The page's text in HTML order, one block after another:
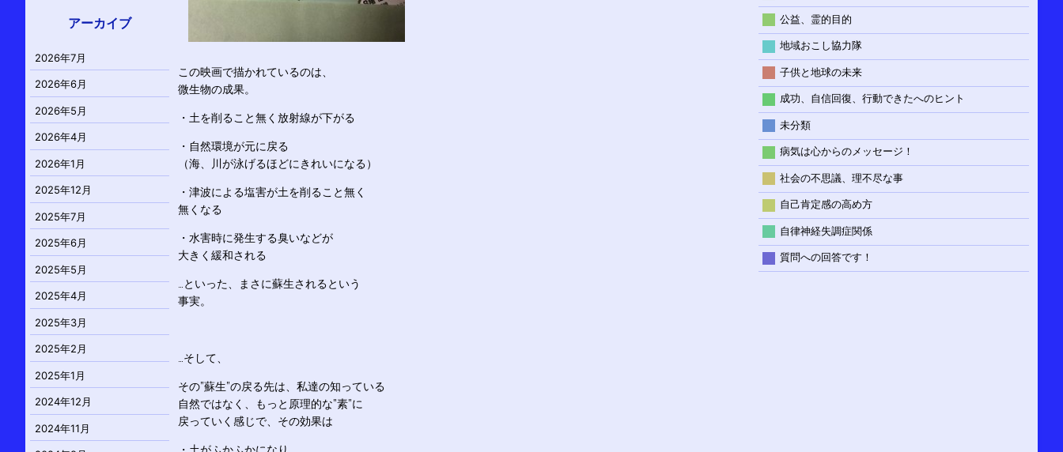
この映画で描かれているのは、
微生物の成果。
・土を削ること無く放射線が下がる
・自然環境が元に戻る
（海、川が泳げるほどにきれいになる）
・津波による塩害が土を削ること無く
無くなる
・水害時に発生する臭いなどが
大きく緩和される
…といった、まさに蘇生されるという
事実。
…そして、
その”蘇生”の戻る先は、私達の知っている
自然ではなく、もっと原理的な”素”に
戻っていく感じで、その効果は
公益、霊的目的
地域おこし協力隊
子供と地球の未来
成功、自信回復、行動できたへのヒント
未分類
病気は心からのメッセージ！
社会の不思議、理不尽な事
自己肯定感の高め方
自律神経失調症関係
質問への回答です！
アーカイブ
2026年7月
2026年6月
2026年5月
2026年4月
2026年1月
2025年12月
2025年7月
2025年6月
2025年5月
2025年4月
2025年3月
2025年2月
2025年1月
2024年12月
2024年11月